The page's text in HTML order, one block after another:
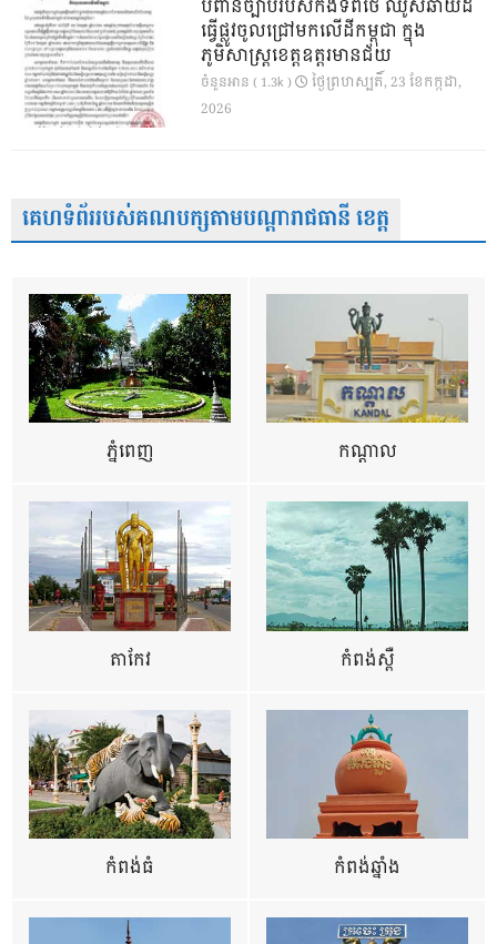
បំពានច្បាប់របស់កងទ័ពថៃ ឈូសឆាយដី
ធ្វើផ្លូវចូលជ្រៅមកលើដីកម្ពុជា ក្នុង
ភូមិសាស្ត្រខេត្តឧត្តរមានជ័យ
ចំនួនអាន ( 1.3k )
ថ្ងៃ​ព្រហស្បតិ៍, 23 ខែ​កក្កដា,
2026
គេហទំព័ររបស់គណបក្សតាមបណ្តារាជធានី ខេត្ត
ភ្នំពេញ កណ្តាល
តាកែវ កំពង់ស្ពឺ
កំពង់ធំ កំពង់ឆ្នាំង